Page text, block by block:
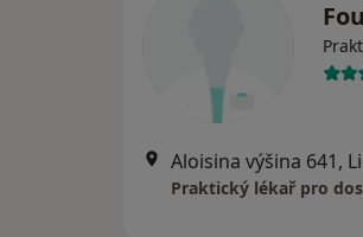
Aloisina výšina 641,
Praktický lékař pro